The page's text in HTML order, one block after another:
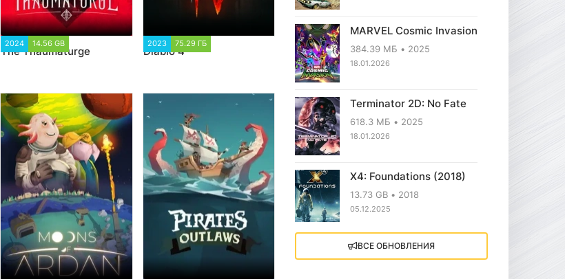
2024 14.56 GB
The Thaumaturge
2023 75.29 ГБ
Diablo 4
MARVEL Cosmic Invasion
384.39 МБ 2025
18.01.2026
Terminator 2D: No Fate
618.3 МБ 2025
18.01.2026
X4: Foundations (2018)
13.73 GB 2018
05.12.2025
Little Nightmares III
ВСЕ ОБНОВЛЕНИЯ